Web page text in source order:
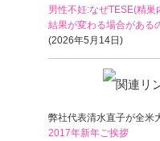
男性不妊:なぜTESE(精巣
結果が変わる場合がある
(2026年5月14日)
弊社代表清水直子が全米
2017年新年ご挨拶